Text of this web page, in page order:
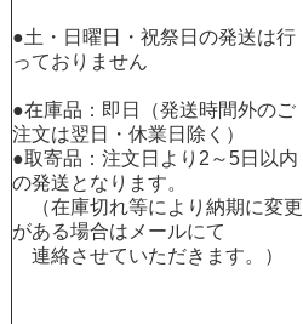
●土・日曜日・祝祭日の発送は行
っておりません
●在庫品：即日（発送時間外のご
注文は翌日・休業日除く）
●取寄品：注文日より2～5日以内
の発送となります。
（在庫切れ等により納期に変更
がある場合はメールにて
連絡させていただきます。）